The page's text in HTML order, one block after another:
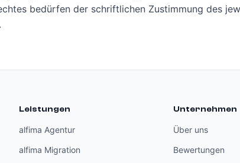
bedürfen der schriftlichen Zustimmung des
Leistungen
alfima Agentur
alfima Migration
Unternehmen
Über uns
Bewertungen